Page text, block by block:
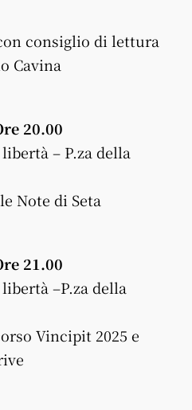
consiglio di lettura
Cavina
20.00
– P.za della
Note di Seta
21.00
–P.za della
Vincipit 2025 e